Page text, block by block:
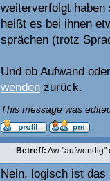
weiterverfolgt
heißt es bei ihnen
sprächen (trotz
Und ob Aufwand
wenden zurück.
This message was
Betreff: Aw:"aufwendig"
Nein, logisch ist das